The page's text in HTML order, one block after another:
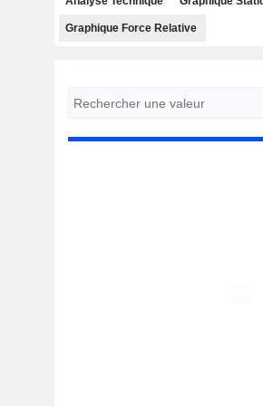
Graphique Force Relative